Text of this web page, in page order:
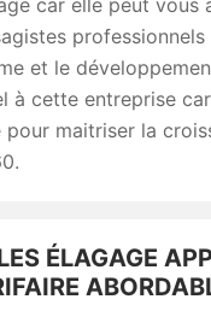
car elle peut vous
et le
à cette entreprise
pour maitriser la
ÉLAGAGE